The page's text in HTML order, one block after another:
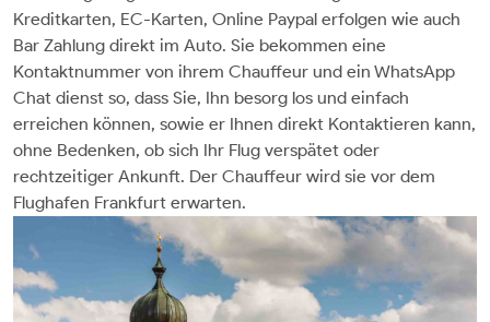
Kreditkarten, EC-Karten, Online Paypal erfolgen wie auch
Bar Zahlung direkt im Auto. Sie bekommen eine
Kontaktnummer von ihrem Chauffeur und ein WhatsApp
Chat dienst so, dass Sie, Ihn besorg los und einfach
erreichen können, sowie er Ihnen direkt Kontaktieren kann,
ohne Bedenken, ob sich Ihr Flug verspätet oder
rechtzeitiger Ankunft. Der Chauffeur wird sie vor dem
Flughafen Frankfurt erwarten.